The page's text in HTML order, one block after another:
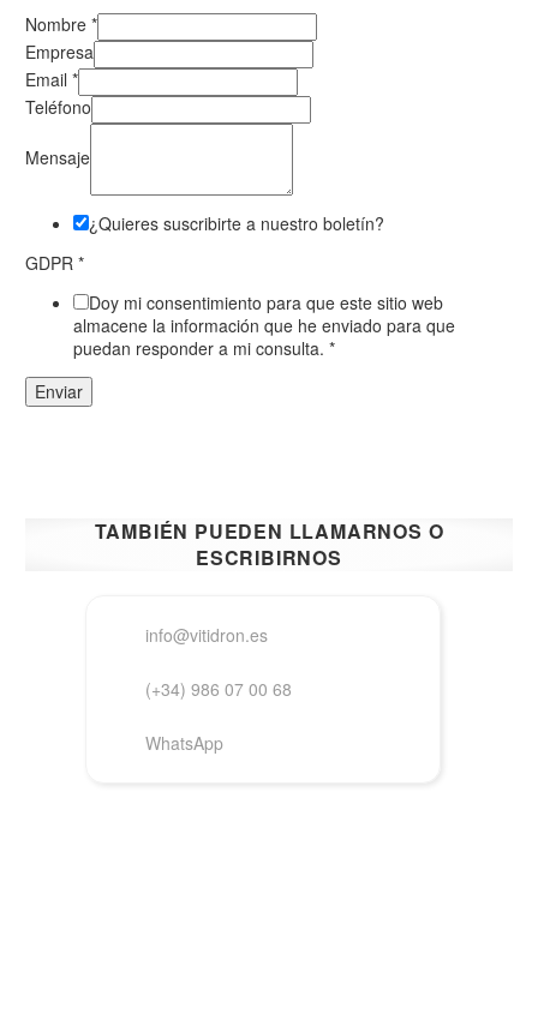
Nombre *
Empresa
Email *
Teléfono
Mensaje
¿Quieres suscribirte a nuestro boletín?
GDPR *
Doy mi consentimiento para que este sitio web
almacene la información que he enviado para que
puedan responder a mi consulta. *
Enviar
TAMBIÉN PUEDEN LLAMARNOS O
ESCRIBIRNOS
info@vitidron.es
(+34) 986 07 00 68
WhatsApp